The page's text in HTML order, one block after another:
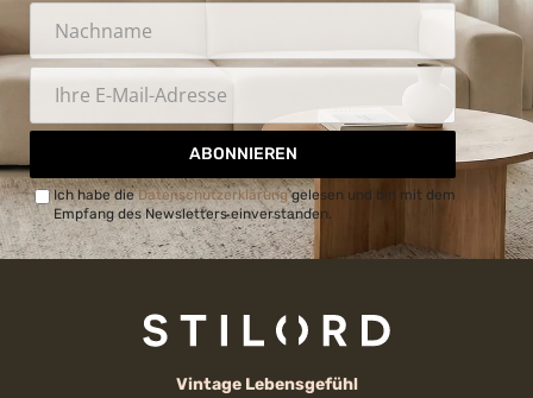
ABONNIEREN
Ich habe dieDatenschutzerklärunggelesen und bin mit dem
Empfang des Newsletters einverstanden.
Vintage Lebensgefühl